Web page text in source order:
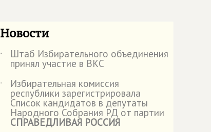
Новости
˙ Штаб Избирательного объединения
принял участие в ВКС
˙
Избирательная комиссия
республики зарегистрировала
Список кандидатов в депутаты
Народного Собрания РД от партии
СПРАВЕДЛИВАЯ РОССИЯ